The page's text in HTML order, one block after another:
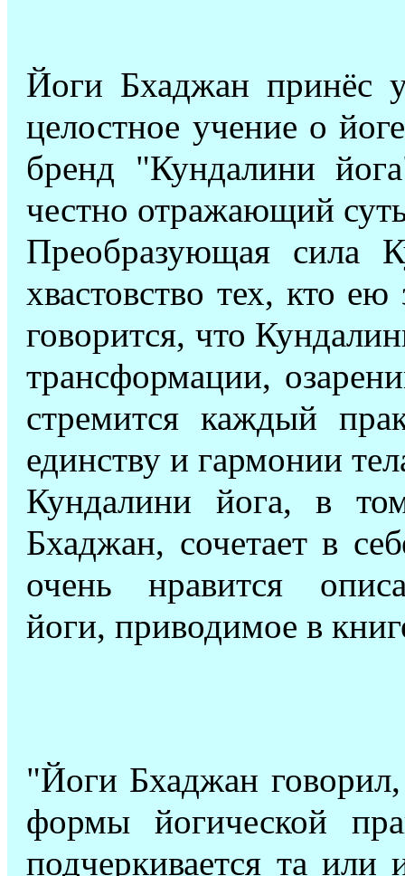
Йоги Бхаджан принёс
целостное учение о
бренд "Кундалини
честно отражающий
Преобразующая сила
хвастовство тех, кто
говорится, что
трансформации,
стремится каждый
единству и гармонии
Кундалини йога, в
Бхаджан, сочетает в
очень нравится
йоги, приводимое в
"Йоги Бхаджан
формы йогической
подчеркивается та или